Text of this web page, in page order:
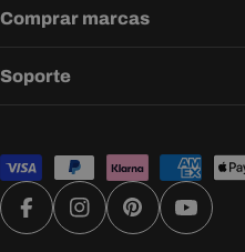
Comprar marcas
Soporte
Métodos
de
pagoFacebookInstagramPinterestYouTube